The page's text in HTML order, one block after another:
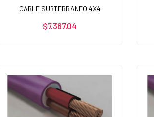
CABLE SUBTERRANEO 4X4
$7.367,04